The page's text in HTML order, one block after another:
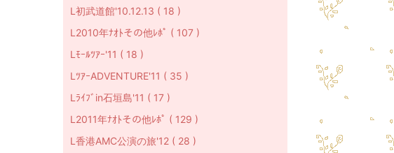
L初武道館'10.12.13 ( 18 )
L2010年ﾅｵﾄその他ﾚﾎﾟ ( 107 )
Lﾓｰﾙﾂｱｰ'11 ( 18 )
LﾂｱｰADVENTURE'11 ( 35 )
Lﾗｲﾌﾞin石垣島'11 ( 17 )
L2011年ﾅｵﾄその他ﾚﾎﾟ ( 129 )
L香港AMC公演の旅'12 ( 28 )